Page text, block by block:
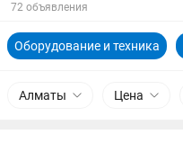
72 объявления
Оборудование и техника
Алматы Цена